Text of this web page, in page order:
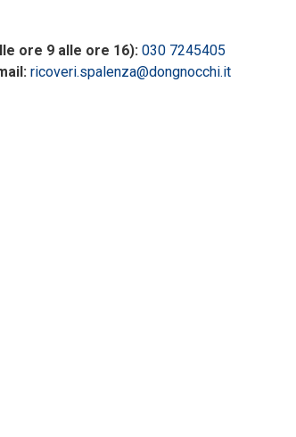
ore 9 alle ore 16): 030 7245405
ricoveri.spalenza@dongnocchi.it